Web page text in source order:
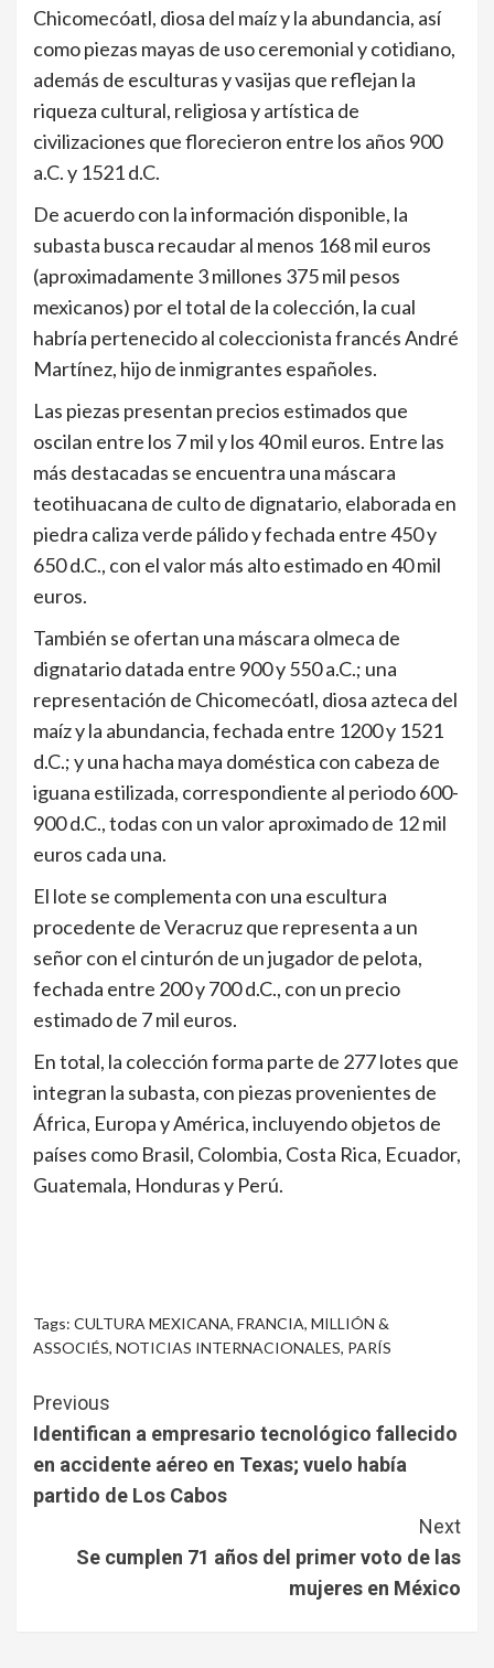
Chicomecóatl, diosa del maíz y la abundancia, así
como piezas mayas de uso ceremonial y cotidiano,
además de esculturas y vasijas que reflejan la
riqueza cultural, religiosa y artística de
civilizaciones que florecieron entre los años 900
a.C. y 1521 d.C.
De acuerdo con la información disponible, la
subasta busca recaudar al menos 168 mil euros
(aproximadamente 3 millones 375 mil pesos
mexicanos) por el total de la colección, la cual
habría pertenecido al coleccionista francés André
Martínez, hijo de inmigrantes españoles.
Las piezas presentan precios estimados que
oscilan entre los 7 mil y los 40 mil euros. Entre las
más destacadas se encuentra una máscara
teotihuacana de culto de dignatario, elaborada en
piedra caliza verde pálido y fechada entre 450 y
650 d.C., con el valor más alto estimado en 40 mil
euros.
También se ofertan una máscara olmeca de
dignatario datada entre 900 y 550 a.C.; una
representación de Chicomecóatl, diosa azteca del
maíz y la abundancia, fechada entre 1200 y 1521
d.C.; y una hacha maya doméstica con cabeza de
iguana estilizada, correspondiente al periodo 600-
900 d.C., todas con un valor aproximado de 12 mil
euros cada una.
El lote se complementa con una escultura
procedente de Veracruz que representa a un
señor con el cinturón de un jugador de pelota,
fechada entre 200 y 700 d.C., con un precio
estimado de 7 mil euros.
En total, la colección forma parte de 277 lotes que
integran la subasta, con piezas provenientes de
África, Europa y América, incluyendo objetos de
países como Brasil, Colombia, Costa Rica, Ecuador,
Guatemala, Honduras y Perú.
Tags: CULTURA MEXICANA, FRANCIA, MILLIÓN &
ASSOCIÉS, NOTICIAS INTERNACIONALES, PARÍS
Continue
Reading
Previous
Identifican a empresario tecnológico fallecido
en accidente aéreo en Texas; vuelo había
partido de Los Cabos
Next
Se cumplen 71 años del primer voto de las
mujeres en México